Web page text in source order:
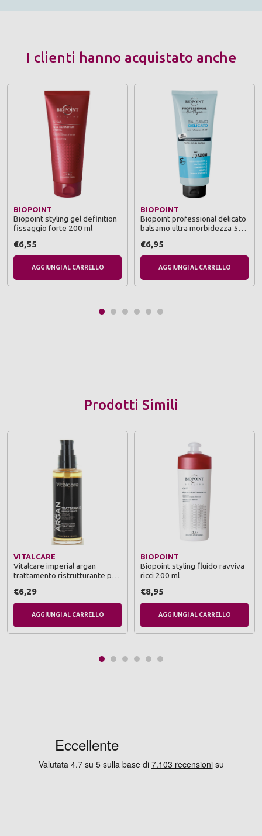
I clienti hanno acquistato anche
BIOPOINT
Biopoint styling gel definition
fissaggio forte 200 ml
€6,55
AGGIUNGI AL CARRELLO
BIOPOINT
Biopoint professional delicato
balsamo ultra morbidezza 5
350 ml
€6,95
AGGIUNGI AL CARRELLO
Prodotti Simili
VITALCARE
Vitalcare imperial argan
trattamento ristrutturante per
100 ml
€6,29
AGGIUNGI AL CARRELLO
BIOPOINT
Biopoint styling fluido ravviva
ricci 200 ml
€8,95
AGGIUNGI AL CARRELLO